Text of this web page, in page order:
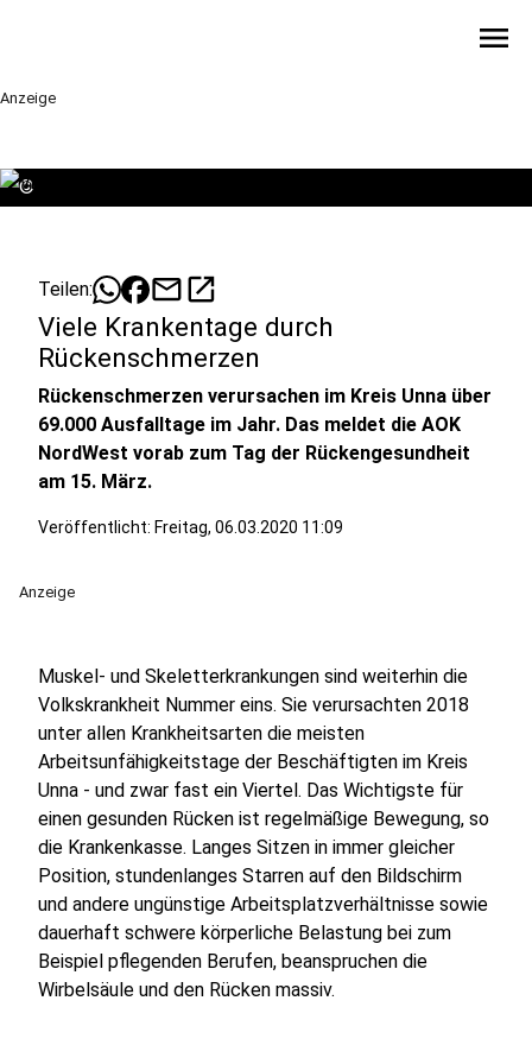
menu
Anzeige
©
Teilen: mailopen_in_new
Viele Krankentage durch
Rückenschmerzen
Rückenschmerzen verursachen im Kreis Unna über
69.000 Ausfalltage im Jahr. Das meldet die AOK
NordWest vorab zum Tag der Rückengesundheit
am 15. März.
Veröffentlicht: Freitag, 06.03.2020 11:09
Anzeige
Muskel- und Skeletterkrankungen sind weiterhin die
Volkskrankheit Nummer eins. Sie verursachten 2018
unter allen Krankheitsarten die meisten
Arbeitsunfähigkeitstage der Beschäftigten im Kreis
Unna - und zwar fast ein Viertel. Das Wichtigste für
einen gesunden Rücken ist regelmäßige Bewegung, so
die Krankenkasse. Langes Sitzen in immer gleicher
Position, stundenlanges Starren auf den Bildschirm
und andere ungünstige Arbeitsplatzverhältnisse sowie
dauerhaft schwere körperliche Belastung bei zum
Beispiel pflegenden Berufen, beanspruchen die
Wirbelsäule und den Rücken massiv.